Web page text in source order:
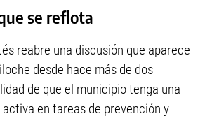
se reflota
reabre una discusión que aparece
desde hace más de dos
de que el municipio tenga una
en tareas de prevención y